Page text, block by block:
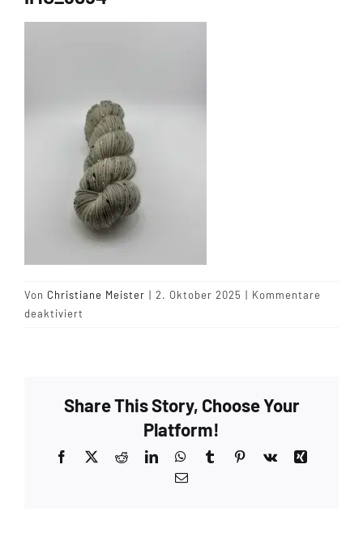
Münster Yarn
Wollfestivals
Von Christiane Meister | 2. Oktober 2025 | Kommentare
deaktiviert
Share This Story, Choose Your
Platform!
Facebook Reddit LinkedInWhatsApp
TumblrPinterest
Vk
E-